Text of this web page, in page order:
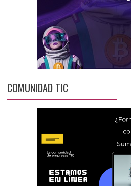
COMUNIDAD TIC